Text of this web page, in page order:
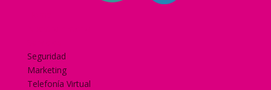
Seguridad
Marketing
Telefonía Virtual